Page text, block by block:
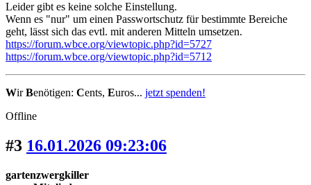
Leider gibt es keine solche Einstellung.
Wenn es "nur" um einen Passwortschutz für bestimmte Bereiche
geht, lässt sich das evtl. mit anderen Mitteln umsetzen.
https://forum.wbce.org/viewtopic.php?id=5727
https://forum.wbce.org/viewtopic.php?id=5712
WirBenötigen: Cents, Euros... jetzt spenden!
Offline
#3 16.01.2026 09:23:06
gartenzwergkiller